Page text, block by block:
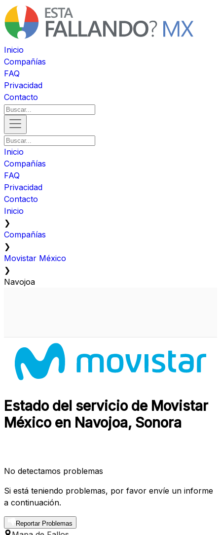
Inicio
Compañías
FAQ
Privacidad
Contacto
Inicio
Compañías
FAQ
Privacidad
Contacto
Inicio
❯
Compañías
❯
Movistar México
❯
Navojoa
Estado del servicio de Movistar
México en Navojoa, Sonora
No detectamos problemas
Si está teniendo problemas, por favor envíe un informe
a continuación.
Reportar Problemas